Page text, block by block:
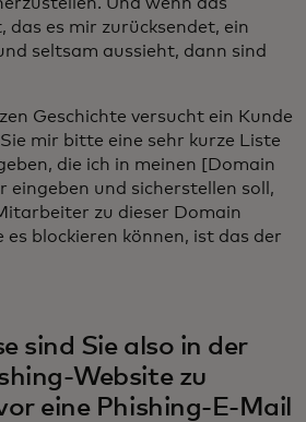
es mir zurücksendet, ein
seltsam aussieht, dann sind
Geschichte versucht ein Kunde
mir bitte eine sehr kurze Liste
die ich in meinen [Domain
eingeben und sicherstellen soll,
zu dieser Domain
es blockieren können, ist das der
sind Sie also in der
Website zu
eine Phishing-E-Mail